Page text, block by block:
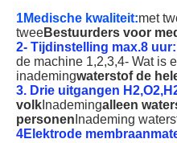
1Medische kwaliteit:met
tweeBestuurders voor
2- Tijdinstelling max.8 uur:
de machine 1,2,3,4- Wat is
inademingwaterstof de
3. Drie uitgangen
volk Inademingalleen
personen Inademing
4Elektrode